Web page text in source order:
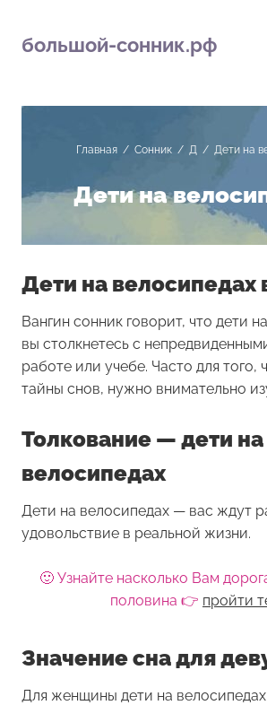
большой-сонник.рф
Главная / Сонник / Д / Дети на
Дети на
Дети на велосипедах
Вангин сонник говорит, что дети
вы столкнетесь с
работе или учебе. Часто для того,
тайны снов, нужно внимательно
Толкование — дети на
велосипедах
Дети на велосипедах — вас ждут
удовольствие в реальной жизни.
🙂 Узнайте насколько Вам
половина 👉 пройти
Значение сна для
Для женщины дети на велосипедах